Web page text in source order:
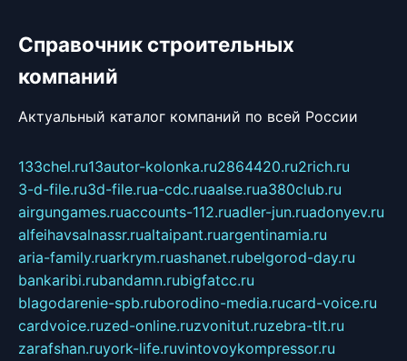
Справочник строительных
компаний
Актуальный каталог компаний по всей России
133chel.ru13autor-kolonka.ru2864420.ru2rich.ru
3-d-file.ru3d-file.rua-cdc.ruaalse.rua380club.ru
airgungames.ruaccounts-112.ruadler-jun.ruadonyev.ru
alfeihavsalnassr.rualtaipant.ruargentinamia.ru
aria-family.ruarkrym.ruashanet.rubelgorod-day.ru
bankaribi.rubandamn.rubigfatcc.ru
blagodarenie-spb.ruborodino-media.rucard-voice.ru
cardvoice.ruzed-online.ruzvonitut.ruzebra-tlt.ru
zarafshan.ruyork-life.ruvintovoykompressor.ru